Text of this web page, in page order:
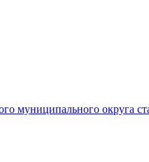
муниципального округа